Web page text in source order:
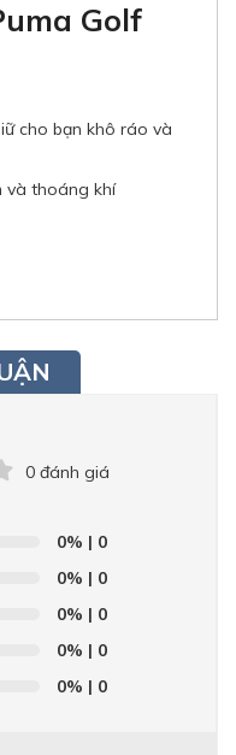
Golf
cho bạn khô ráo và
và thoáng khí
0 đánh giá
0% | 0
0% | 0
0% | 0
0% | 0
0% | 0